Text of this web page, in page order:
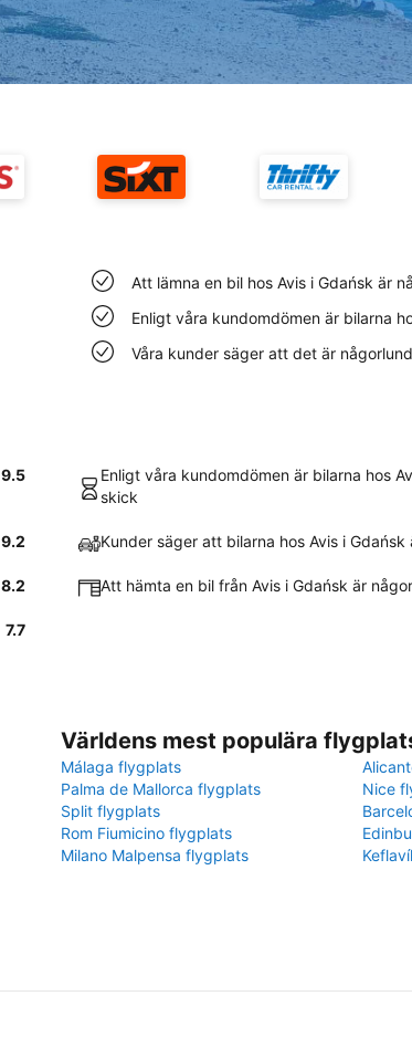
Att lämna en bil hos Avis i Gdańsk är
Enligt våra kundomdömen är bilarna
Våra kunder säger att det är
9.5
Enligt våra kundomdömen är bilarna hos
skick
9.2 Kunder säger att bilarna hos Avis i Gdańsk
8.2 Att hämta en bil från Avis i Gdańsk är
7.7
Världens mest populära
Málaga flygplats
Palma de Mallorca flygplats
Nice
Split flygplats
Rom Fiumicino flygplats
Milano Malpensa flygplats